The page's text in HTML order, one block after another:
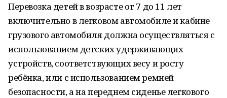
Перевозка детей в возрасте от 7 до 11 лет
включительно в легковом автомобиле и кабине
грузового автомобиля должна осуществляться с
использованием детских удерживающих
устройств, соответствующих весу и росту
ребёнка, или с использованием ремней
безопасности, а на переднем сиденье легкового